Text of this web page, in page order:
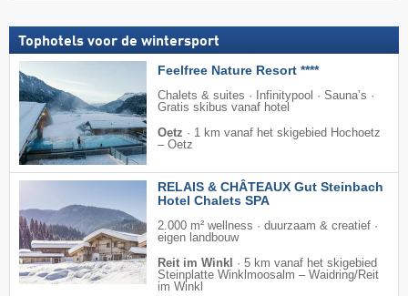
Tophotels voor de wintersport
Feelfree Nature Resort ****
Chalets & suites · Infinitypool · Sauna’s ·
Gratis skibus vanaf hotel
Oetz · 1 km vanaf het skigebied Hochoetz
– Oetz
RELAIS & CHÂTEAUX Gut Steinbach
Hotel Chalets SPA
2.000 m² wellness · duurzaam & creatief ·
eigen landbouw
Reit im Winkl
· 5 km vanaf het skigebied
Steinplatte Winklmoosalm – Waidring/​Reit
im Winkl